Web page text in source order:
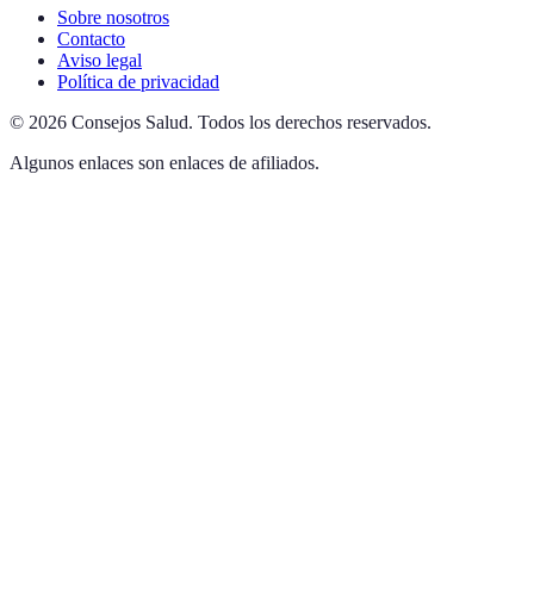
Sobre nosotros
Contacto
Aviso legal
Política de privacidad
© 2026 Consejos Salud. Todos los derechos reservados.
Algunos enlaces son enlaces de afiliados.